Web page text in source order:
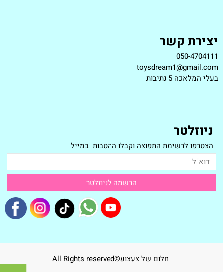
יצירת קשר
050-4704111
toysdream1@gmail.com
בעלי המלאכה 5 נתיבות
ניוזלטר
הצטרפו לרשימת התפוצה וקבלו ההטבות במייל
חלום של צעצוע©All Rights reserved